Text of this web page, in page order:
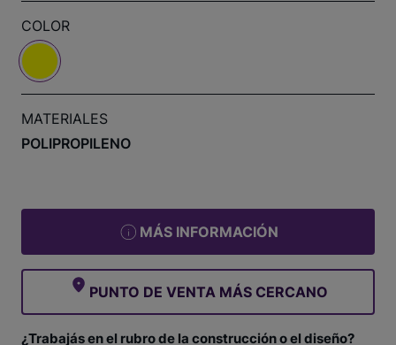
COLOR
MATERIALES
POLIPROPILENO
MÁS INFORMACIÓN
PUNTO DE VENTA MÁS CERCANO
¿Trabajás en el rubro de la construcción o el diseño?